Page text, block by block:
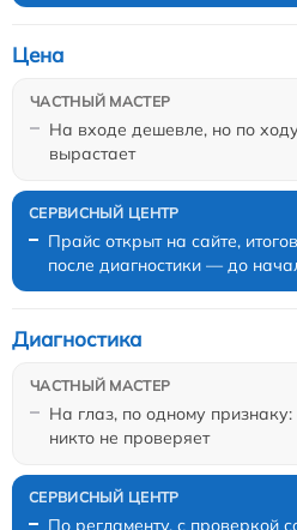
На входе дешевле, но по
вырастает
Цена
Прайс открыт на сайте,
после диагностики — до
На глаз, по одному
никто не проверяет
Диагностика
По регламенту, с проверкой